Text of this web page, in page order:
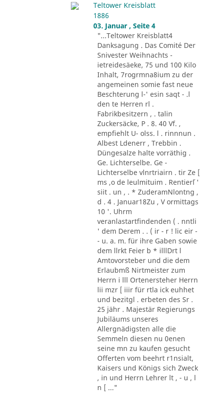
Teltower Kreisblatt
1886
03. Januar , Seite 4
"...Teltower Kreisblatt4
Danksagung . Das Comité Der
Snivester Weihnachts -
ietreidesäeke, 75 und 100 Kilo
Inhalt, 7rogrmna8ium zu der
angemeinen somie fast neue
Beschterung l-' esin saqt - .l
den te Herren rl .
Fabrikbesitzern , . talin
Zuckersäcke, P . 8. 40 Vf. ,
empfiehlt U- olss. l . rinnnun .
Albest Ldenerr , Trebbin .
Düngesalze halte vorräthig .
Ge. Lichterselbe. Ge -
Lichterselbe vlnrtriairn . tir Ze [
ms ,o de leulmituim . Rentier´l '
siit . un , . * ZuderamNlontng ,
d . 4 . Januar18Zu , V ormittags
10 '. Uhrm
veranlastartfindenden ( . nntli
' dem Derem . . ( ir - r ! lic eir -
- u. a. m. für ihre Gaben sowie
dem llrkt Feier b * illlDrt l
Amtovorsteber und die dem
Erlaubmß Nirtmeister zum
Herrn i lll Ortenersteher Herrn
lii mzr [ iiir für rtla ick euhhet
und bezitgl . erbeten des Sr .
25 jähr . Majestär Regierungs
Jubiläums unseres
Allergnädigsten alle die
Semmeln diesen nu 0enen
seine mn zu kaufen gesucht
Offerten vom beehrt r1nsialt,
Kaisers und Königs sich Zweck
, in und Herrn Lehrer lt , - u , l
n [ ..."